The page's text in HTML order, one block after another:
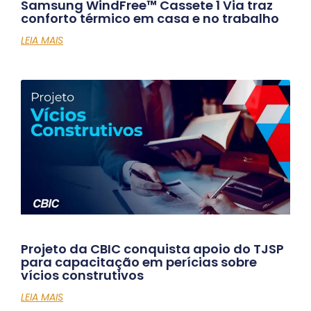
Samsung WindFree™ Cassete 1 Via traz
conforto térmico em casa e no trabalho
LEIA MAIS
Projeto da CBIC conquista apoio do TJSP
para capacitação em perícias sobre
vícios construtivos
LEIA MAIS